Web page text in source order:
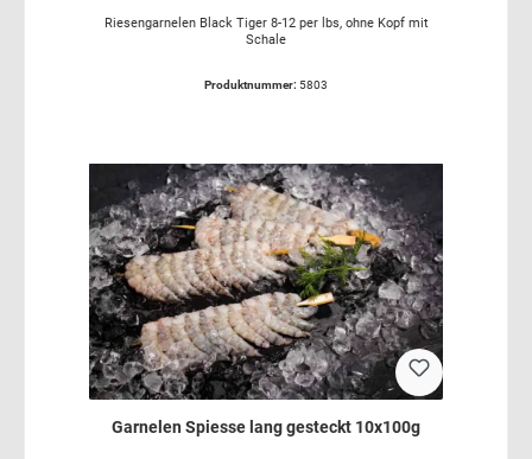
Riesengarnelen Black Tiger 8-12 per lbs, ohne Kopf mit
Schale
Produktnummer: 5803
Garnelen Spiesse lang gesteckt 10x100g